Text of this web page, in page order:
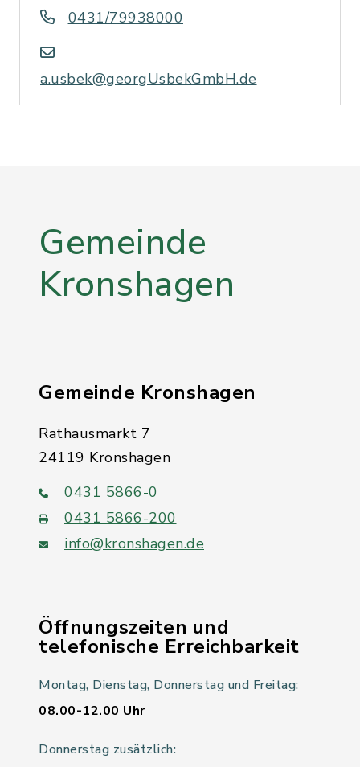
0431/79938000
a.usbek@georgUsbekGmbH.de
Gemeinde
Kronshagen
Gemeinde Kronshagen
Rathausmarkt 7
24119 Kronshagen
0431 5866-0
0431 5866-200
info@kronshagen.de
Öffnungszeiten und
telefonische Erreichbarkeit
Montag, Dienstag, Donnerstag und Freitag:
08.00-12.00 Uhr
Donnerstag zusätzlich: